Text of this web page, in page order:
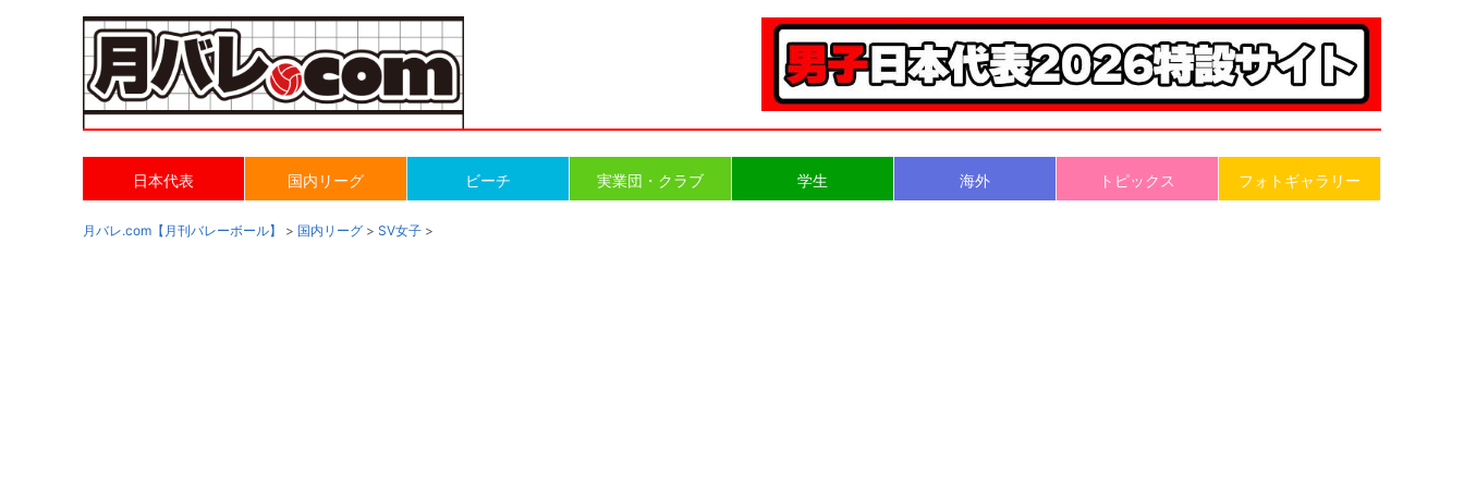
日本代表 国内リーグ ビーチ 実業団・クラブ 学生 海外 トピックス フォトギャラリー
月バレ.com【月刊バレーボール】 > 国内リーグ > SV女子 >